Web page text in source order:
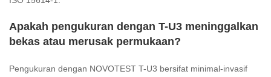
Apakah pengukuran dengan T-U3 meninggalkan
bekas atau merusak permukaan?
Pengukuran dengan NOVOTEST T-U3 bersifat minimal-invasif